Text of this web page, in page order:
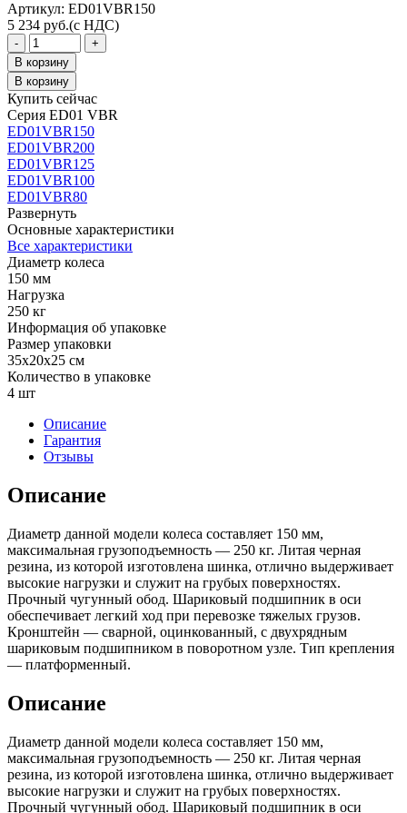
Aртикул: ED01VBR150
5 234 руб.(с НДС)
Количество
товара
Колесо
большегрузное
обрезиненное
ED01
VBR
150
-
+
В корзину
В корзину
Купить сейчас
Серия ED01 VBR
ED01VBR150
ED01VBR200
ED01VBR125
ED01VBR100
ED01VBR80
Развернуть
Основные характеристики
Все характеристики
Диаметр колеса
150 мм
Нагрузка
250 кг
Информация об упаковке
Размер упаковки
35x20x25 см
Количество в упаковке
4 шт
Описание
Гарантия
Отзывы
Описание
Диаметр данной модели колеса составляет 150 мм,
максимальная грузоподъемность — 250 кг. Литая черная
резина, из которой изготовлена шинка, отлично выдерживает
высокие нагрузки и служит на грубых поверхностях.
Прочный чугунный обод. Шариковый подшипник в оси
обеспечивает легкий ход при перевозке тяжелых грузов.
Кронштейн — сварной, оцинкованный, с двухрядным
шариковым подшипником в поворотном узле. Тип крепления
— платформенный.
Описание
Диаметр данной модели колеса составляет 150 мм,
максимальная грузоподъемность — 250 кг. Литая черная
резина, из которой изготовлена шинка, отлично выдерживает
высокие нагрузки и служит на грубых поверхностях.
Прочный чугунный обод. Шариковый подшипник в оси